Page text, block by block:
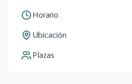
Horario
Ubicación
Plazas